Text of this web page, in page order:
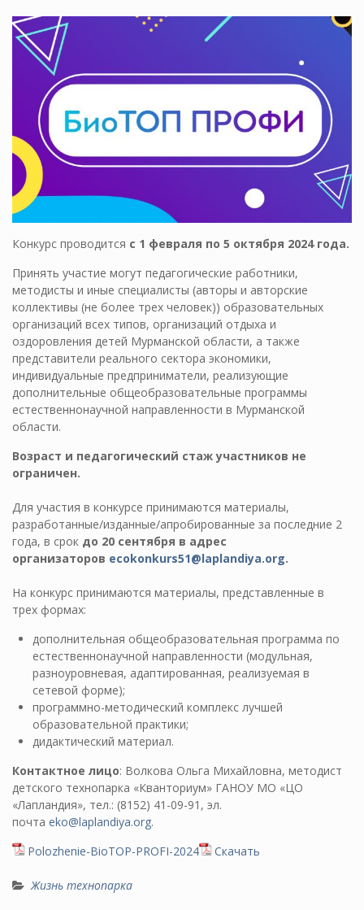
Конкурс проводится с 1 февраля по 5 октября 2024 года.
Принять участие могут педагогические работники,
методисты и иные специалисты (авторы и авторские
коллективы (не более трех человек)) образовательных
организаций всех типов, организаций отдыха и
оздоровления детей Мурманской области, а также
представители реального сектора экономики,
индивидуальные предприниматели, реализующие
дополнительные общеобразовательные программы
естественнонаучной направленности в Мурманской
области.
Возраст и педагогический стаж участников не
ограничен.
Для участия в конкурсе принимаются материалы,
разработанные/изданные/апробированные за последние 2
года, в срок до 20 сентября в адрес
организаторов ecokonkurs51@laplandiya.org.
На конкурс принимаются материалы, представленные в
трех формах:
дополнительная общеобразовательная программа по
естественнонаучной направленности (модульная,
разноуровневая, адаптированная, реализуемая в
сетевой форме);
программно-методический комплекс лучшей
образовательной практики;
дидактический материал.
Контактное лицо: Волкова Ольга Михайловна, методист
детского технопарка «Кванториум» ГАНОУ МО «ЦО
«Лапландия», тел.: (8152) 41-09-91, эл.
почта eko@laplandiya.org.
Polozhenie-BioTOP-PROFI-2024
Скачать
Жизнь технопарка